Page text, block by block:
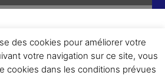
2 ème Round et Yellowpoly. Tous droits
réservés.
des cookies pour améliorer votre
votre navigation sur ce site, vous
cookies dans les conditions prévues